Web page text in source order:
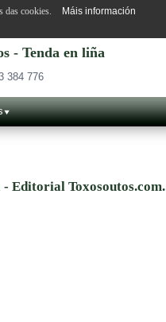
- Tenda en liña
384 776
- Editorial Toxosoutos.com.
das cookies. Máis información